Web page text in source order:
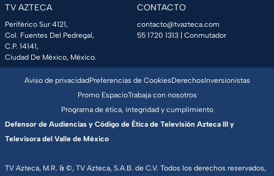
TV AZTECA
Periférico Sur 4121,
Col. Fuentes Del Pedregal,
C.P. 14141,
Ciudad De México, México.
CONTACTO
contacto@tvazteca.com
55 1720 1313 | Conmutador
TV Azteca, M.R. & ©, TV Azteca, S.A.B. de C.V. Todos los derechos reservados,
Aviso de privacidadPreferencias de CookiesDerechosInversionistas
Promo EspacioTrabaja con nosotros
Programa de ética, integridad y cumplimiento
Defensor de Audiencias y Código de Ética de Televisión Azteca III y
Televisora del Valle de México